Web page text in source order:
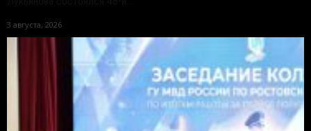
3 августа, 2026